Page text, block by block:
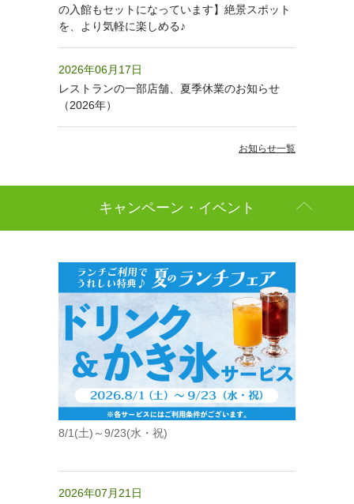
の入館もセットになっています】絶景スポット
を、より気軽に楽しめる♪
2026年06月17日
レストランの一部店舗、夏季休業のお知らせ
（2026年）
お知らせ一覧
キャンペーン・イベント
8/1(土)～9/23(水・祝)
2026年07月21日